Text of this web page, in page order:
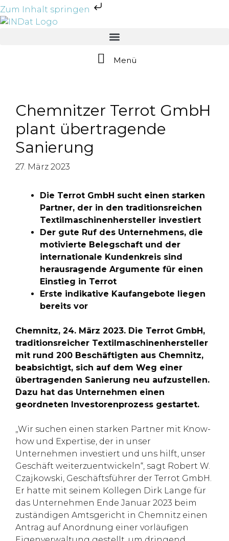
Zum Inhalt springen
Menü
Chemnitzer Terrot GmbH
plant übertragende
Sanierung
27. März 2023
Die Terrot GmbH sucht einen starken
Partner, der in den traditionsreichen
Textilmaschinenhersteller investiert
Der gute Ruf des Unternehmens, die
motivierte Belegschaft und der
internationale Kundenkreis sind
herausragende Argumente für einen
Einstieg in Terrot
Erste indikative Kaufangebote liegen
bereits vor
Chemnitz, 24. März 2023. Die Terrot GmbH,
traditionsreicher Textilmaschinenhersteller
mit rund 200 Beschäftigten aus Chemnitz,
beabsichtigt, sich auf dem Weg einer
übertragenden Sanierung neu aufzustellen.
Dazu hat das Unternehmen einen
geordneten Investorenprozess gestartet.
„Wir suchen einen starken Partner mit Know-
how und Expertise, der in unser
Unternehmen investiert und uns hilft, unser
Geschäft weiterzuentwickeln“, sagt Robert W.
Czajkowski, Geschäftsführer der Terrot GmbH.
Er hatte mit seinem Kollegen Dirk Lange für
das Unternehmen Ende Januar 2023 beim
zuständigen Amtsgericht in Chemnitz einen
Antrag auf Anordnung einer vorläufigen